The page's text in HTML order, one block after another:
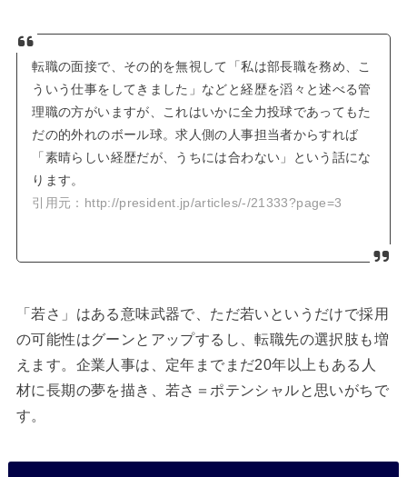
転職の面接で、その的を無視して「私は部長職を務め、こ
ういう仕事をしてきました」などと経歴を滔々と述べる管
理職の方がいますが、これはいかに全力投球であってもた
だの的外れのボール球。求人側の人事担当者からすれば
「素晴らしい経歴だが、うちには合わない」という話にな
ります。
引用元：http://president.jp/articles/-/21333?page=3
「若さ」はある意味武器で、ただ若いというだけで採用
の可能性はグーンとアップするし、転職先の選択肢も増
えます。企業人事は、定年までまだ20年以上もある人
材に長期の夢を描き、若さ＝ポテンシャルと思いがちで
す。